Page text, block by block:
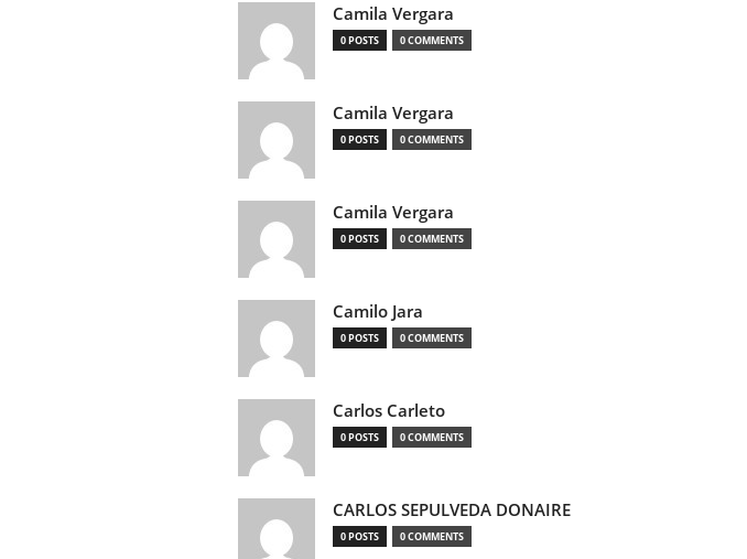
Camila Vergara
0 POSTS 0 COMMENTS
Camila Vergara
0 POSTS 0 COMMENTS
Camila Vergara
0 POSTS 0 COMMENTS
Camilo Jara
0 POSTS 0 COMMENTS
Carlos Carleto
0 POSTS 0 COMMENTS
CARLOS SEPULVEDA DONAIRE
0 POSTS 0 COMMENTS